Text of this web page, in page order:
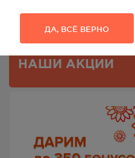
ДА, ВСЁ ВЕРНО
НАШИ АКЦИИ